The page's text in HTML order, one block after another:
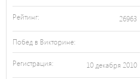
Рейтинг: 26963
Побед в Викторине:
Регистрация: 10 декабря 2010